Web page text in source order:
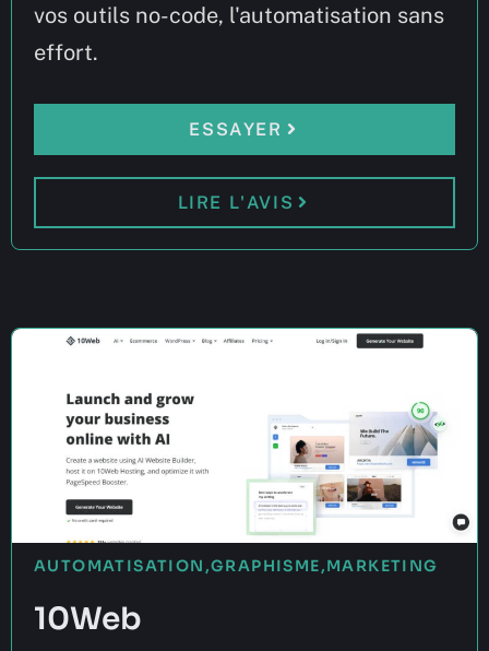
vos outils no-code, l'automatisation sans
effort.
ESSAYER
LIRE L'AVIS
AUTOMATISATION ,GRAPHISME,MARKETING
10Web